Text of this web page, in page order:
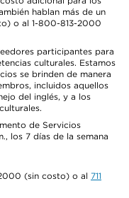
hablan más de un
o al 1-800-813-2000
participantes para
culturales. Estamos
se brinden de manera
incluidos aquellos
del inglés, y a los
de Servicios
los 7 días de la semana
(sin costo) o al 711